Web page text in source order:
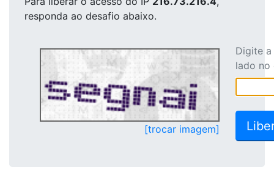
responda ao desafio abaixo.
[trocar imagem]
Digite
lado no